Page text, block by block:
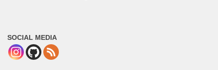
SOCIAL MEDIA